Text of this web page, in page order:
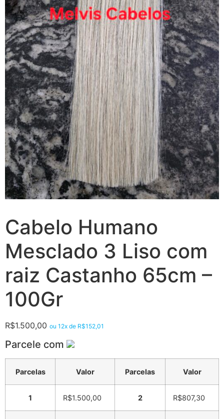
Cabelo Humano
Mesclado 3 Liso com
raiz Castanho 65cm –
100Gr
R$1.500,00 ou 12x de R$152,01
Parcele com
Parcelas Valor Parcelas Valor
1 R$1.500,00 2 R$807,30